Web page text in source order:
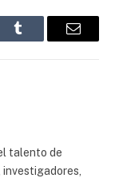
Tumblr Email
talento de